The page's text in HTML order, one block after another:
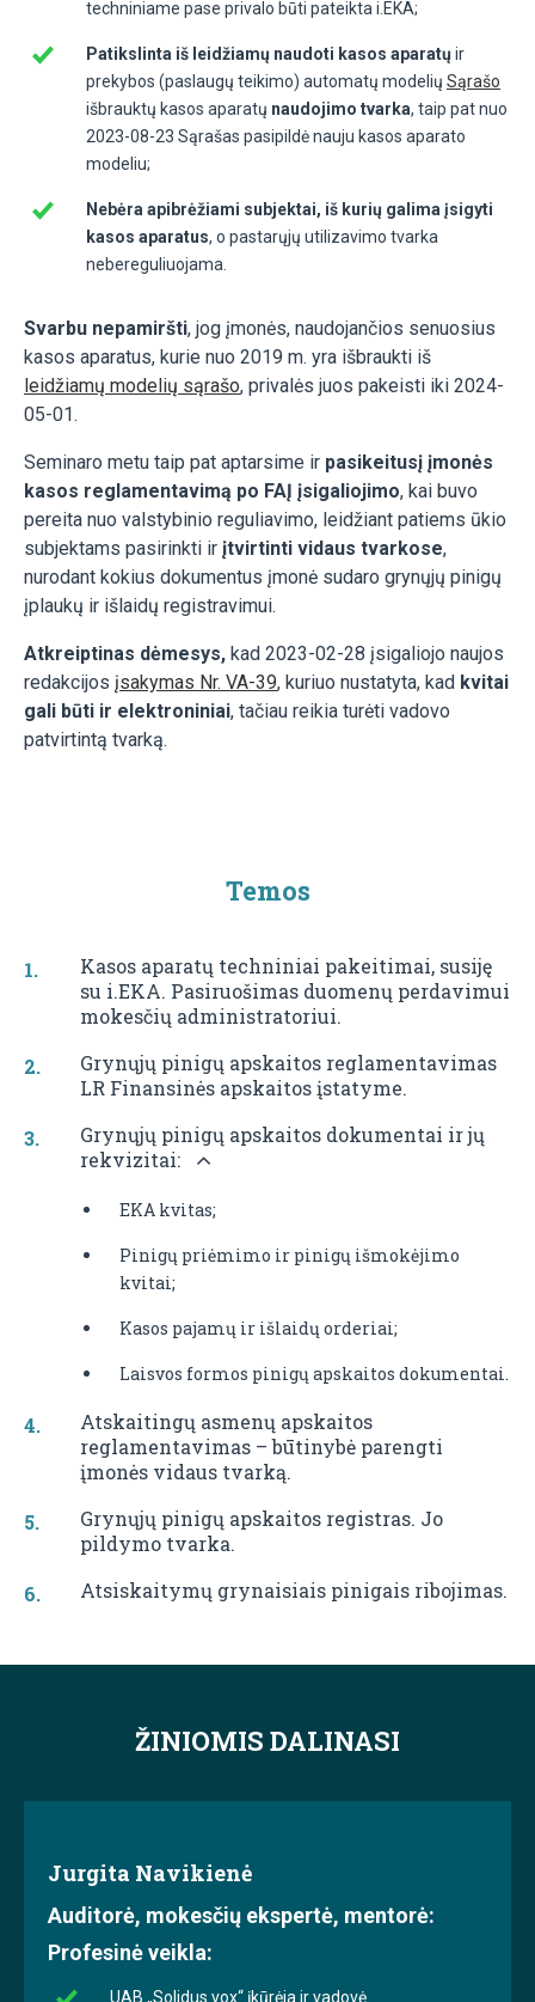
techniniame pase privalo būti pateikta i.EKA;
Patikslinta iš leidžiamų naudoti kasos aparatų ir
prekybos (paslaugų teikimo) automatų modelių Sąrašo
išbrauktų kasos aparatų naudojimo tvarka, taip pat nuo
2023-08-23 Sąrašas pasipildė nauju kasos aparato
modeliu;
Nebėra apibrėžiami subjektai, iš kurių galima įsigyti
kasos aparatus, o pastarųjų utilizavimo tvarka
nebereguliuojama.
Svarbu nepamiršti, jog įmonės, naudojančios senuosius
kasos aparatus, kurie nuo 2019 m. yra išbraukti iš
leidžiamų modelių sąrašo, privalės juos pakeisti iki 2024-
05-01.
Seminaro metu taip pat aptarsime ir pasikeitusį įmonės
kasos reglamentavimą po FAĮ įsigaliojimo, kai buvo
pereita nuo valstybinio reguliavimo, leidžiant patiems ūkio
subjektams pasirinkti ir įtvirtinti vidaus tvarkose,
nurodant kokius dokumentus įmonė sudaro grynųjų pinigų
įplaukų ir išlaidų registravimui.
Atkreiptinas dėmesys, kad 2023-02-28 įsigaliojo naujos
redakcijos įsakymas Nr. VA-39, kuriuo nustatyta, kad kvitai
gali būti ir elektroniniai, tačiau reikia turėti vadovo
patvirtintą tvarką.
Temos
Kasos aparatų techniniai pakeitimai, susiję
su i.EKA. Pasiruošimas duomenų perdavimui
mokesčių administratoriui.
Grynųjų pinigų apskaitos reglamentavimas
LR Finansinės apskaitos įstatyme.
Grynųjų pinigų apskaitos dokumentai ir jų
rekvizitai:
EKA kvitas;
Pinigų priėmimo ir pinigų išmokėjimo
kvitai;
Kasos pajamų ir išlaidų orderiai;
Laisvos formos pinigų apskaitos dokumentai.
Atskaitingų asmenų apskaitos
reglamentavimas – būtinybė parengti
įmonės vidaus tvarką.
Grynųjų pinigų apskaitos registras. Jo
pildymo tvarka.
Atsiskaitymų grynaisiais pinigais ribojimas.
ŽINIOMIS DALINASI
Jurgita Navikienė
Auditorė, mokesčių ekspertė, mentorė:
Profesinė veikla:
UAB „Solidus vox“ įkūrėja ir vadovė.